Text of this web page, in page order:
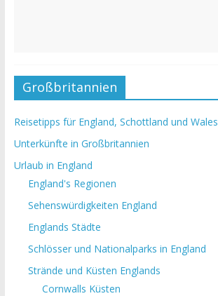
Großbritannien
Reisetipps für England, Schottland und Wales
Unterkünfte in Großbritannien
Urlaub in England
England's Regionen
Sehenswürdigkeiten England
Englands Städte
Schlösser und Nationalparks in England
Strände und Küsten Englands
Cornwalls Küsten